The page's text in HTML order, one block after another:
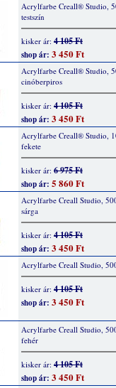
Acrylfarbe Creall® Studio,
testszín
kisker ár: 4 105 Ft
shop ár: 3 450 Ft
Acrylfarbe Creall® Studio,
cinóberpiros
kisker ár: 4 105 Ft
shop ár: 3 450 Ft
Acrylfarbe Creall® Studio,
fekete
kisker ár: 6 975 Ft
shop ár: 5 860 Ft
Acrylfarbe Creall Studio,
sárga
kisker ár: 4 105 Ft
shop ár: 3 450 Ft
Acrylfarbe Creall Studio,
kisker ár: 4 105 Ft
shop ár: 3 450 Ft
Acrylfarbe Creall Studio,
fehér
kisker ár: 4 105 Ft
shop ár: 3 450 Ft